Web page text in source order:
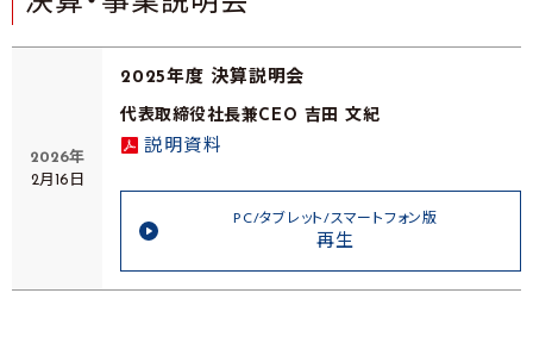
2026年
2月16日
2025年度 決算説明会
代表取締役社長兼CEO 吉田 文紀
説明資料
PC/タブレット/スマートフォン版
再生